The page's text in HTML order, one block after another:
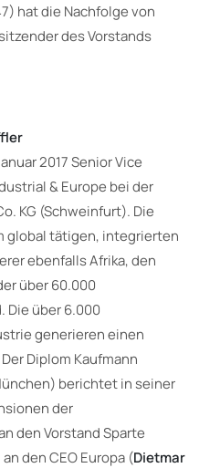
hat die Nachfolge von
des Vorstands
2017 Senior Vice
& Europe bei der
KG (Schweinfurt). Die
global tätigen, integrierten
ebenfalls Afrika, den
über 60.000
über 6.000
generieren einen
Diplom Kaufmann
berichtet in seiner
der
den Vorstand Sparte
an den CEO Europa (Dietmar